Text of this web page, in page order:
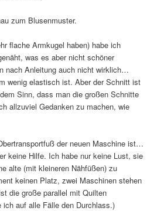
zum Blusenmuster.
flache Armkugel haben) habe ich
was es aber nicht schöner
nach Anleitung auch nicht wirklich…
wenig elastisch ist. Aber der Schnitt ist
Sinn, dass man die großen Schnitte
allzuviel Gedanken zu machen, wie
der neuen Maschine ist…
keine Hilfe. Ich habe nur keine Lust, sie
alte (mit kleineren Nähfüßen) zu
keinen Platz, zwei Maschinen stehen
die große parallel mit Quilten
auf alle Fälle den Durchlass.)